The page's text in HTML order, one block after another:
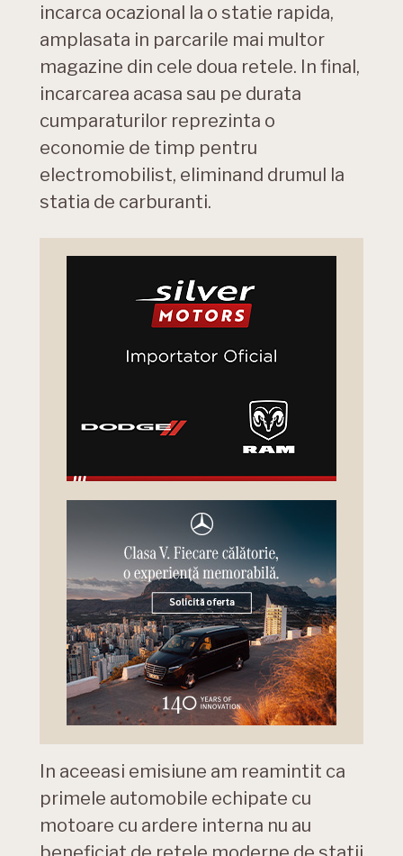
incarca ocazional la o statie rapida,
amplasata in parcarile mai multor
magazine din cele doua retele. In final,
incarcarea acasa sau pe durata
cumparaturilor reprezinta o
economie de timp pentru
electromobilist, eliminand drumul la
statia de carburanti.
In aceeasi emisiune am reamintit ca
primele automobile echipate cu
motoare cu ardere interna nu au